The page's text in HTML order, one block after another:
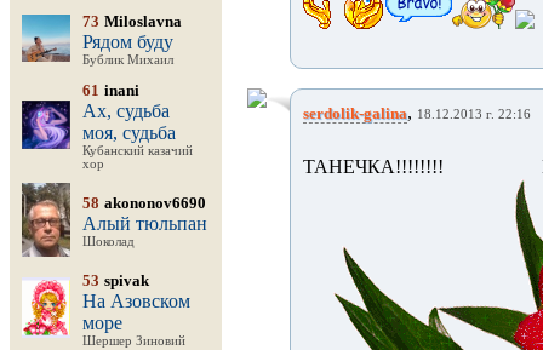
73 Miloslavna
Рядом буду
Бублик Михаил
61 inani
Ах, судьба
моя, судьба
Кубанский казачий
хор
58 akononov6690
Алый тюльпан
Шоколад
53 spivak
На Азовском
море
Шершер Зиновий
serdolik-galina, 18.12.2013 г. 22:16
ТАНЕЧКА!!!!!!!!